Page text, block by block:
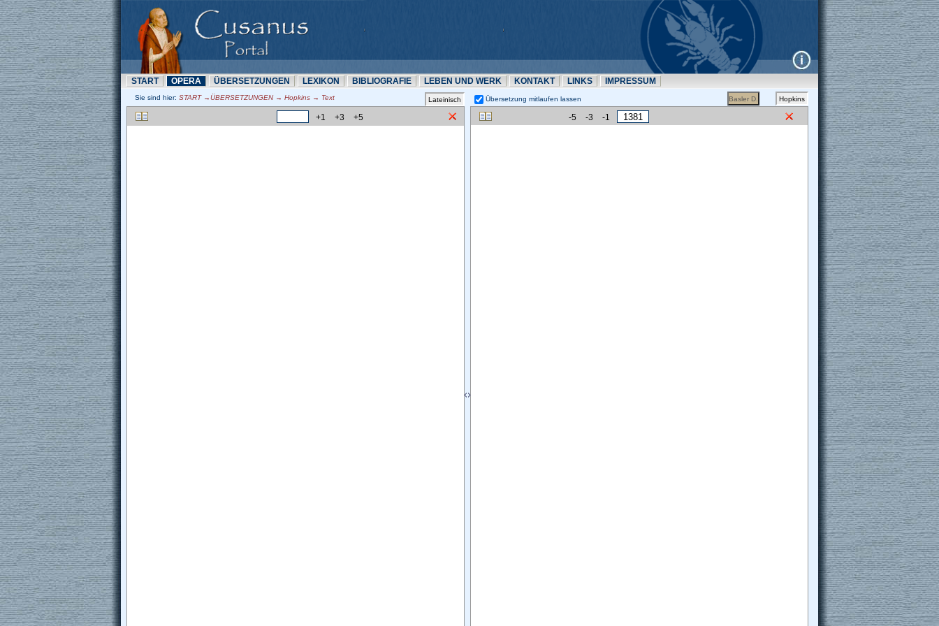
START OPERA ÜBERSETZUNN LEXIKON BIBLIOGRAFIE LEBEN UND WERK KONTAKT LINKS IMPRESSUM
Sie sind hier: START →ÜBERSETZUNN → Hopkins → Text Übersetzung mitlaufen lassen
+1 +3 +5 -5 -3 -1